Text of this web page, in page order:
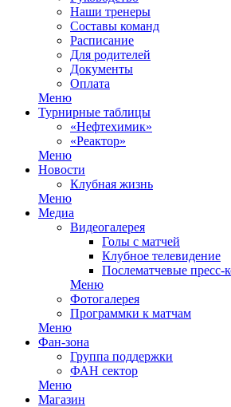
Наши тренеры
Составы команд
Расписание
Для родителей
Документы
Оплата
Меню
Турнирные таблицы
«Нефтехимик»
«Реактор»
Меню
Новости
Клубная жизнь
Меню
Медиа
Видеогалерея
Голы с матчей
Клубное телевидение
Послематчевые пресс-
Меню
Фотогалерея
Программки к матчам
Меню
Фан-зона
Группа поддержки
ФАН сектор
Меню
Магазин